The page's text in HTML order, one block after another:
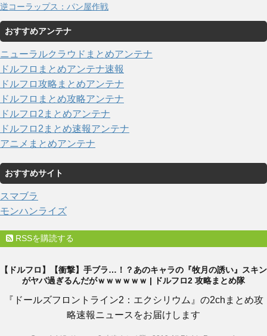
逆コーラップス：パン屋作戦
おすすめアンテナ
ニューラルクラウドまとめアンテナ
ドルフロまとめアンテナ速報
ドルフロ攻略まとめアンテナ
ドルフロまとめ攻略アンテナ
ドルフロ2まとめアンテナ
ドルフロ2まとめ速報アンテナ
アニメまとめアンテナ
おすすめサイト
スマブラ
モンハンライズ
RSSを購読する
【ドルフロ】【衝撃】手ブラ…！？あのキャラの『牧月の誘い』スキン
がヤバ過ぎるんだがｗｗｗｗｗｗ | ドルフロ2 攻略まとめ隊
『ドールズフロントライン2：エクシリウム』の2chまとめ攻
略速報ニュースをお届けします